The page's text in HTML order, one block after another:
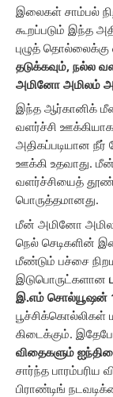
இலைகள் சாம்பல்
கூறப்படும் இந்த
புழுத்
தடுக்கவும், நல்ல
அமினோ அமிலம்
இந்த ஆர்கானிக் மீன்
வளர்ச்சி
அதிகப்படியான நீர்
ஊக்கி உதவாது.
வளர்ச்சியைத்
பொருத்தமானது.
மீன் அமினோ
நெல் செடிகளின்
மீண்டும் பச்சை
இடுபொருட்களான
இ.எம் சொல்யூஷன்
பூச்சிக்கொல்லிகள்
கிடைக்கும்.
விதைகளும்
சார்ந்த பாரம்பரிய
பிராண்டிங்